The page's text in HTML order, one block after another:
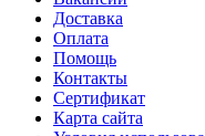
Доставка
Оплата
Помощь
Контакты
Сертификат
Карта сайта